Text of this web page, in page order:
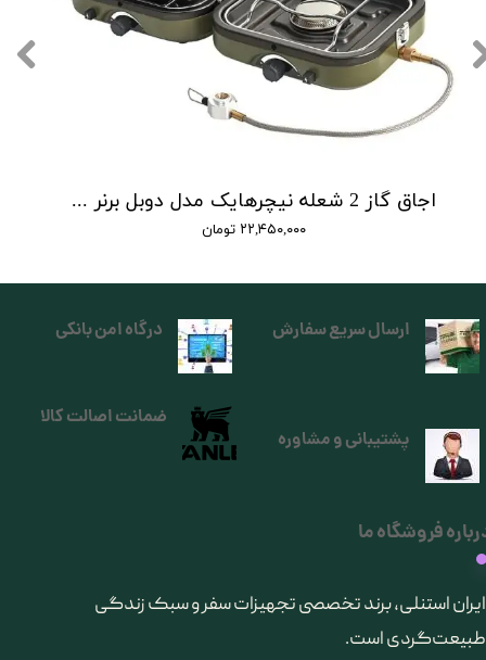
اجاق گاز 2 شعله نیچرهایک مدل دوبل برنر | double burner folding gas stove
۲۲,۴۵۰,۰۰۰ تومان
ارسال سریع سفارش
فروشگاه ما
​ایران استنلی، برند تخصصی تجهیزات سفر و سبک زندگی
طبیعت‌گردی است.
درگاه امن بانکی
پشتیبانی و مشاوره
ضمانت اصالت کالا